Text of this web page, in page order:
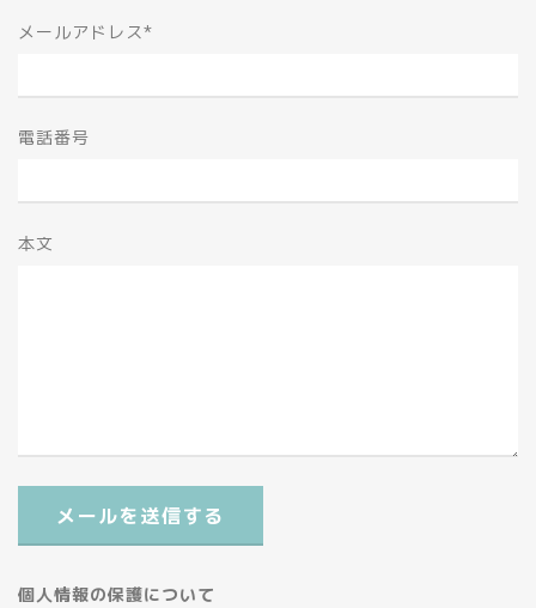
メールアドレス*
電話番号
本文
メールを送信する
個人情報の保護について